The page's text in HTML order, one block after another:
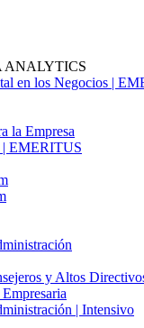
ANALYTICS
en los Negocios |
la Empresa
| EMERITUS
y Altos
| Intensivo